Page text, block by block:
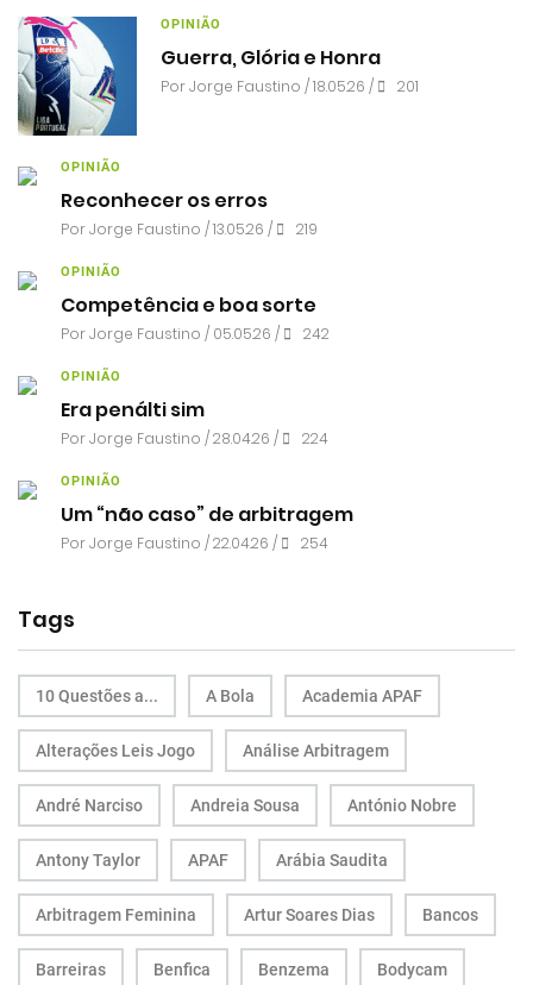
OPINIÃO
Guerra, Glória e Honra
PorJorge Faustino / 18.05.26 / 201
OPINIÃO
Reconhecer os erros
PorJorge Faustino / 13.05.26 / 219
OPINIÃO
Competência e boa sorte
PorJorge Faustino / 05.05.26 / 242
OPINIÃO
Era penálti sim
PorJorge Faustino / 28.04.26 / 224
OPINIÃO
Um “não caso” de arbitragem
PorJorge Faustino / 22.04.26 / 254
Tags
10 Questões a... A Bola Academia APAF
Alterações Leis Jogo Análise Arbitragem
André Narciso Andreia Sousa António Nobre
Antony Taylor APAF Arábia Saudita
Arbitragem Feminina Artur Soares Dias Bancos
Barreiras Benfica Benzema Bodycam